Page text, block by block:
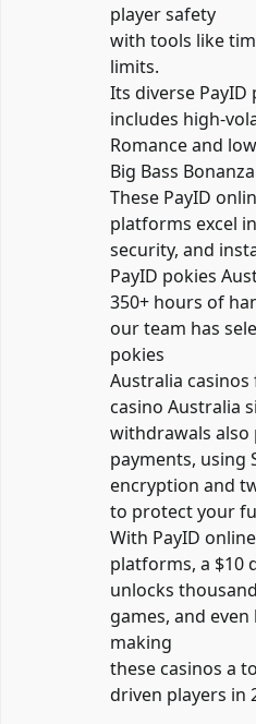
player safety
with tools like
limits.
Its diverse PayID
includes high-
Romance and
Big Bass
These PayID
platforms excel
security, and
PayID pokies
350+ hours of
our team has
pokies
Australia casinos
casino Australia
withdrawals
payments, using
encryption and
to protect your
With PayID
platforms, a $10
unlocks
games, and
making
these casinos a
driven players in